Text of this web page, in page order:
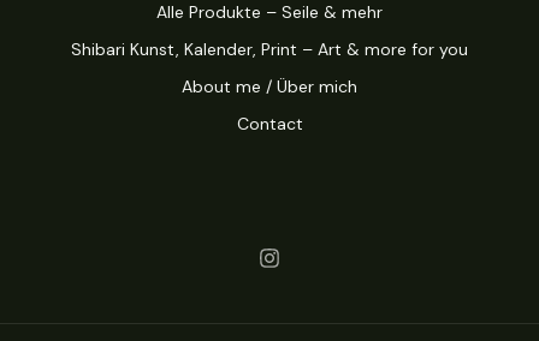
Alle Produkte – Seile & mehr
Shibari Kunst, Kalender, Print – Art & more for you
About me / Über mich
Contact